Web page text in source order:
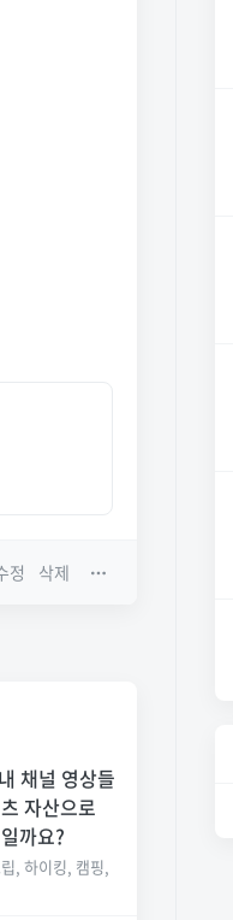
정 삭제
채널 영상들
자산으로
까요?
, 하이킹, 캠핑,